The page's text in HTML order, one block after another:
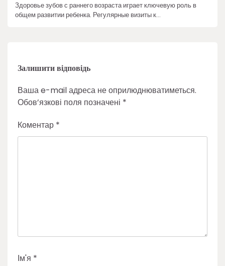
Здоровье зубов с раннего возраста играет ключевую роль в
общем развитии ребенка. Регулярные визиты к…
Залишити відповідь
Ваша e-mail адреса не оприлюднюватиметься.
Обов’язкові поля позначені *
Коментар *
Ім'я *